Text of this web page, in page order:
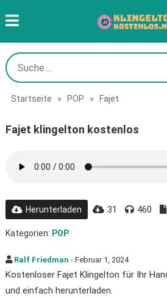
Startseite » POP » Fajet
Fajet klingelton kostenlos
Herunterladen 31 460
Kategorien: POP
Ralf Friedman - Februar 1, 2024
Kostenloser Fajet Klingelton für Ihr
und einfach herunterladen.